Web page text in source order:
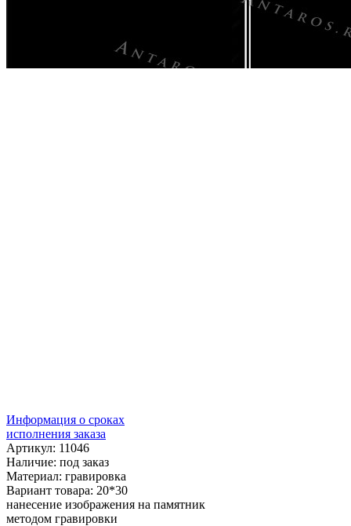
Информация о сроках
исполнения заказа
Артикул: 11046
Наличие: под заказ
Материал: гравировка
Вариант товара: 20*30
нанесение изображения на памятник
методом гравировки